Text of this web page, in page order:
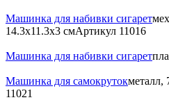
Машинка для набивки сигарет
14.3х11.3х3 смАртикул 11016
Машинка для набивки сигарет
Машинка для самокрутокметалл,
11021